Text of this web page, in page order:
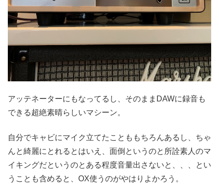
アッテネーターにもなってるし、そのままDAWに録音も
できる超絶素晴らしいマシーン。
自分でキャビにマイク立てたことももちろんあるし、ちゃ
んと綺麗にとれるとはいえ、面倒というのと所詮素人のマ
イキングだというのとある程度音量出さないと、、、とい
うことも含めると、OX使うのがやはりよかろう。